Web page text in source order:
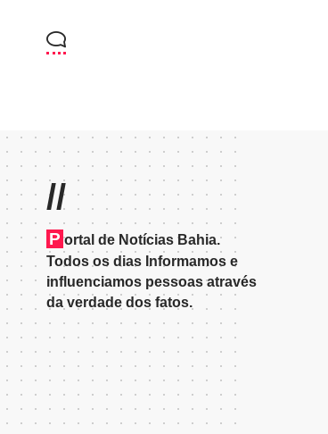
//
P ortal de Notícias Bahia.
Todos os dias Informamos e
influenciamos pessoas através
da verdade dos fatos.